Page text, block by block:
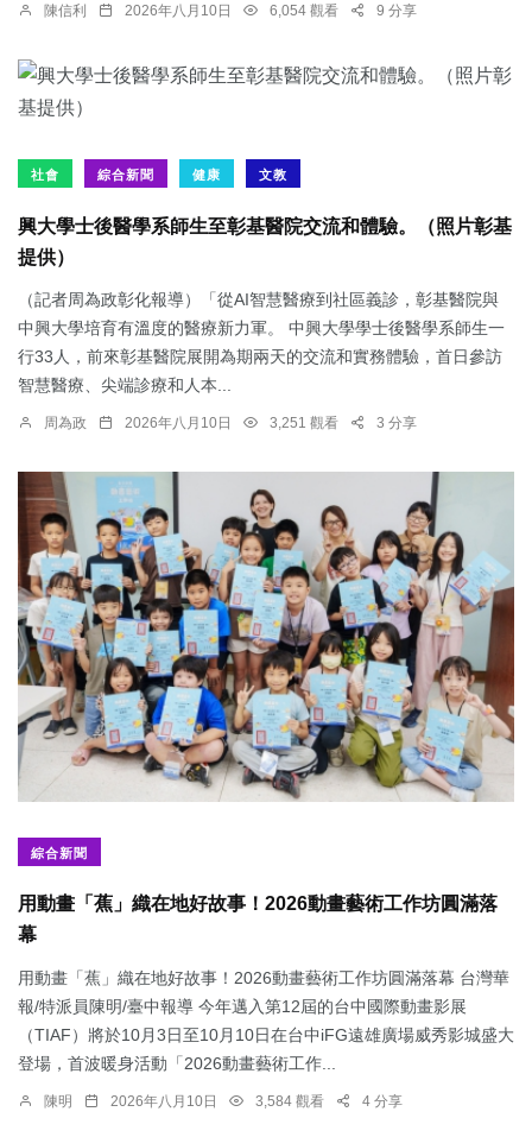
陳信利 2026年八月10日 6,054 觀看 9 分享
社會 綜合新聞 健康 文教
興大學士後醫學系師生至彰基醫院交流和體驗。（照片彰基
提供）
（記者周為政彰化報導）「從AI智慧醫療到社區義診，彰基醫院與
中興大學培育有溫度的醫療新力軍。 中興大學學士後醫學系師生一
行33人，前來彰基醫院展開為期兩天的交流和實務體驗，首日參訪
智慧醫療、尖端診療和人本...
周為政 2026年八月10日 3,251 觀看 3 分享
綜合新聞
用動畫「蕉」織在地好故事！2026動畫藝術工作坊圓滿落
幕
用動畫「蕉」織在地好故事！2026動畫藝術工作坊圓滿落幕 台灣華
報/特派員陳明/臺中報導 今年邁入第12屆的台中國際動畫影展
（TIAF）將於10月3日至10月10日在台中iFG遠雄廣場威秀影城盛大
登場，首波暖身活動「2026動畫藝術工作...
陳明 2026年八月10日 3,584 觀看 4 分享